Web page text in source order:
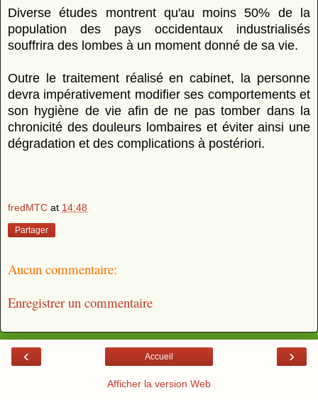
Diverse études montrent qu'au moins 50% de la
population des pays occidentaux industrialisés
souffrira des lombes à un moment donné de sa vie.
Outre le traitement réalisé en cabinet, la personne
devra impérativement modifier ses comportements et
son hygiène de vie afin de ne pas tomber dans la
chronicité des douleurs lombaires et éviter ainsi une
dégradation et des complications à postériori.
fredMTC at 14:48
Partager
Aucun commentaire:
Enregistrer un commentaire
‹ ›
Accueil
Afficher la version Web